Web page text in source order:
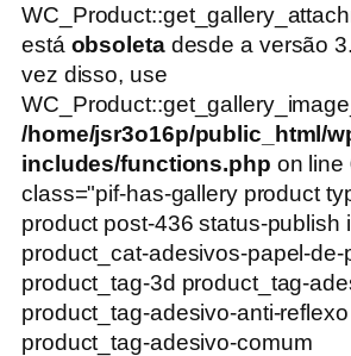
está obsoletadesde a versão
vez disso, use
/home/jsr3o16p/public_html/
includes/functions.php on line
class="pif-has-gallery product
product post-436 status-publish
product_cat-adesivos-papel-de-
product_tag-3d product_tag-
product_tag-adesivo-anti-reflexo
product_tag-adesivo-comum